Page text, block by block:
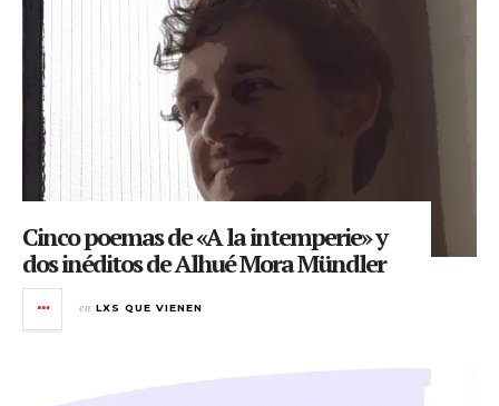
Cinco poemas de «A la intemperie» y
dos inéditos de Alhué Mora Mündler
en LXS QUE VIENEN